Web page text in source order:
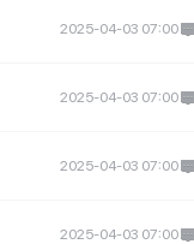
2025-04-03 07:00
2025-04-03 07:00
2025-04-03 07:00
2025-04-03 07:00